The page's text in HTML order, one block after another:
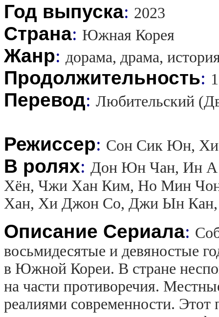
Год выпуска: 2023
Страна: Южная Корея
Жанр: дорама, драма,
Продолжительность:
Перевод: Любительский
Режиссер: Сон Сик Юн,
В ролях: Дон Юн Чан, Ин А
Хён, Чжи Хан Ким, Но Мин
Хан, Хи Джон Со, Джи Ын Кан,
Описание Сериала:
восьмидесятые и девяностые
в Южной Кореи. В стране
на части противоречия.
реалиями современности. Этот